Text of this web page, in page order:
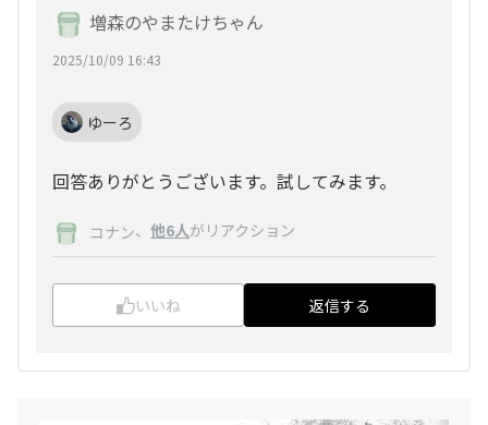
増森のやまたけちゃん
2025/10/09 16:43
ゆーろ
回答ありがとうございます。試してみます。
コナン、 他6人がリアクション
いいね 返信する